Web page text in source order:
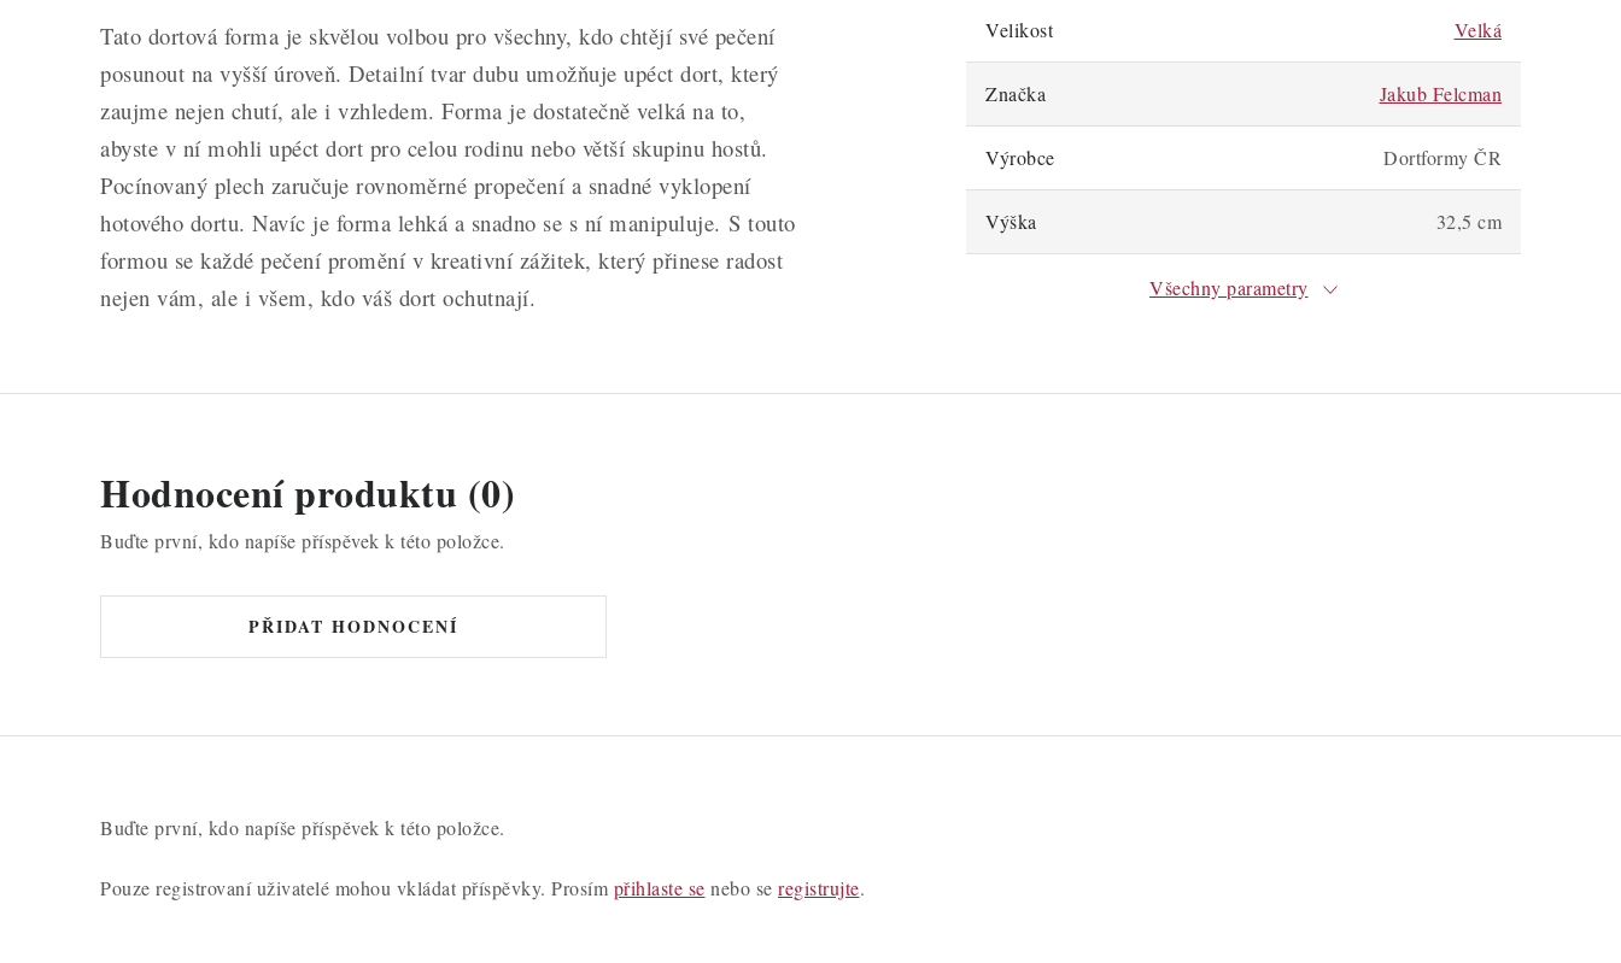
Tato dortová forma je skvělou volbou pro všechny, kdo chtějí své pečení
posunout na vyšší úroveň. Detailní tvar dubu umožňuje upéct dort, který
zaujme nejen chutí, ale i vzhledem. Forma je dostatečně velká na to,
abyste v ní mohli upéct dort pro celou rodinu nebo větší skupinu hostů.
Pocínovaný plech zaručuje rovnoměrné propečení a snadné vyklopení
hotového dortu. Navíc je forma lehká a snadno se s ní manipuluje. S touto
formou se každé pečení promění v kreativní zážitek, který přinese radost
nejen vám, ale i všem, kdo váš dort ochutnají.
Velikost Velká
Značka Jakub Felcman
Výrobce Dortformy ČR
Výška 32,5 cm
Všechny parametry
Hodnocení produktu (0)
Buďte první, kdo napíše příspěvek k této položce.
PŘIDAT HODNOCENÍ
Buďte první, kdo napíše příspěvek k této položce.
Pouze registrovaní uživatelé mohou vkládat příspěvky. Prosím přihlaste se nebo se registrujte.